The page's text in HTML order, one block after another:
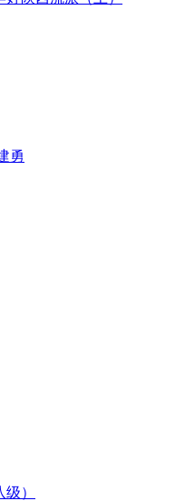
勇
）